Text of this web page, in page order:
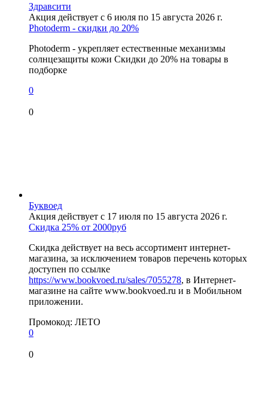
Здравсити
Акция действует с 6 июля по 15 августа 2026 г.
Photoderm - скидки до 20%
Photoderm - укрепляет естественные механизмы
солнцезащиты кожи Скидки до 20% на товары в
подборке
0
0
Буквоед
Акция действует с 17 июля по 15 августа 2026 г.
Скидка 25% от 2000руб
Скидка действует на весь ассортимент интернет-
магазина, за исключением товаров перечень которых
доступен по ссылке
https://www.bookvoed.ru/sales/7055278, в Интернет-
магазине на сайте www.bookvoed.ru и в Мобильном
приложении.
Промокод: ЛЕТО
0
0